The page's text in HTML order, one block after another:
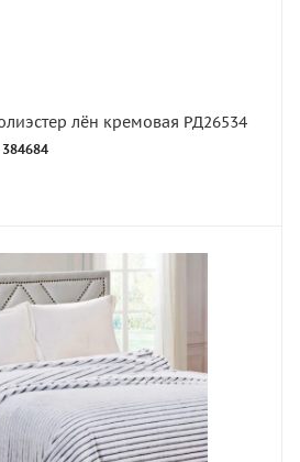
лён кремовая РД26534
384684